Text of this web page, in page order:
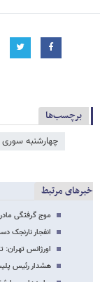
برچسب‌ها
چهارشنبه سوری
خبرهای مرتبط
موج گرفتگی مادربزرگ ۸۰ ساله از انفجار
انفجار نارنجک
اورژانس تهران: تاکنون ۲۸ مصدوم حوادث
هشدار رئیس